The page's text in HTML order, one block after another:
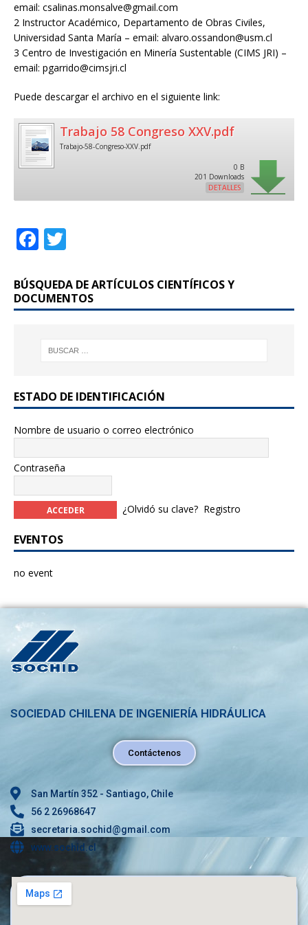
email: csalinas.monsalve@gmail.com
2 Instructor Académico, Departamento de Obras Civiles,
Universidad Santa María – email: alvaro.ossandon@usm.cl
3 Centro de Investigación en Minería Sustentable (CIMS JRI) –
email: pgarrido@cimsjri.cl
Puede descargar el archivo en el siguiente link:
Trabajo 58 Congreso XXV.pdf
Trabajo-58-Congreso-XXV.pdf
0 B
201 Downloads
DETALLES
F
c
e
o
k
it
te
BÚSQUEDA DE ARTÍCULOS CIENTÍFICOS Y
DOCUMENTOS
ESTADO DE IDENTIFICACIÓN
Nombre de usuario o correo electrónico
Contraseña
¿Olvidó su clave? Registro
EVENTOS
no event
SOCIEDAD CHILENA DE INGENIERÍA HIDRÁULICA
Contáctenos
San Martín 352 - Santiago, Chile
56 2 26968647
secretaria.sochid@gmail.com
www.sochid.cl